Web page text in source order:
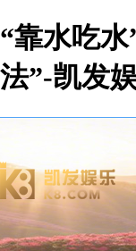
“靠水吃
法”-凯发